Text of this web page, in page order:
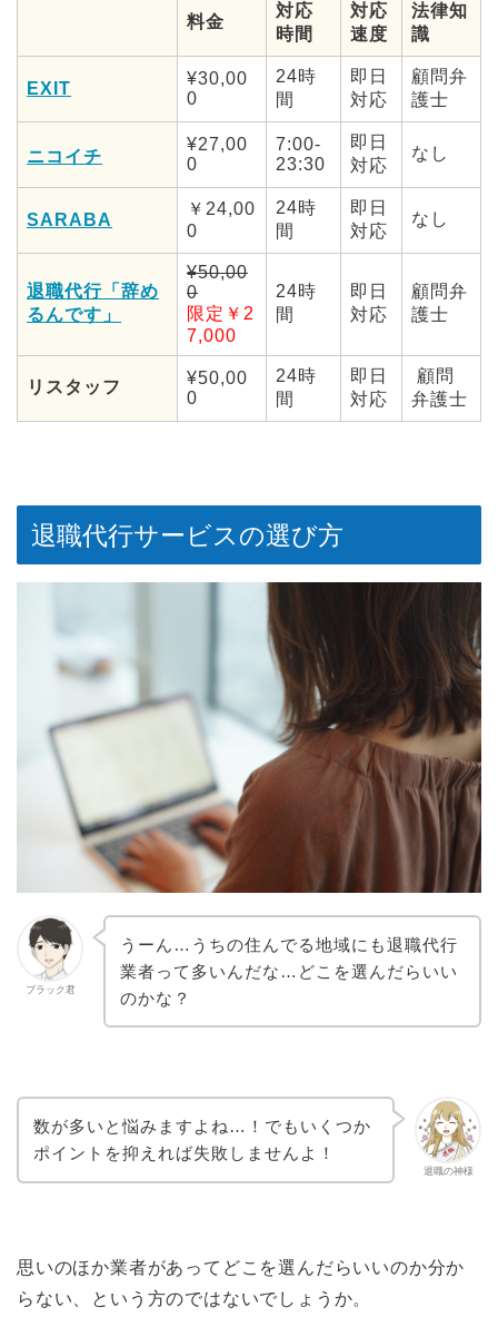
料金
対応
時間
対応
速度
法律知
識
EXIT
¥30,00
0
24時
間
即日
対応
顧問弁
護士
ニコイチ
¥27,00
0
7:00-
23:30
即日
対応
なし
SARABA
￥24,00
0
24時
間
即日
対応
なし
退職代行「辞め
るんです」
¥50,00
0
限定￥2
7,000
24時
間
即日
対応
顧問弁
護士
リスタッフ
¥50,00
0
24時
間
即日
対応
顧問
弁護士
退職代行サービスの選び方
ブラック君
うーん…うちの住んでる地域にも退職代行
業者って多いんだな…どこを選んだらいい
のかな？
退職の神様
数が多いと悩みますよね…！でもいくつか
ポイントを抑えれば失敗しませんよ！
思いのほか業者があってどこを選んだらいいのか分か
らない、という方のではないでしょうか。